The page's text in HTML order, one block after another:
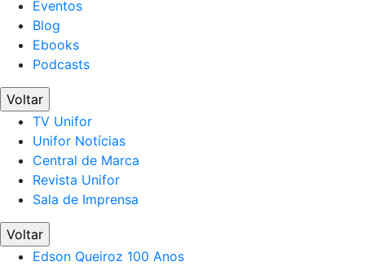
Eventos
Blog
Ebooks
Podcasts
Voltar
TV Unifor
Unifor Notícias
Central de Marca
Revista Unifor
Sala de Imprensa
Voltar
Edson Queiroz 100 Anos